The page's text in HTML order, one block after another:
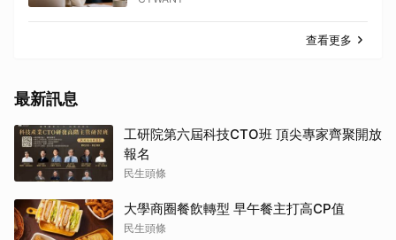
查看更多
最新訊息
工研院第六屆科技CTO班 頂尖專家齊聚開放
報名
民生頭條
大學商圈餐飲轉型 早午餐主打高CP值
民生頭條